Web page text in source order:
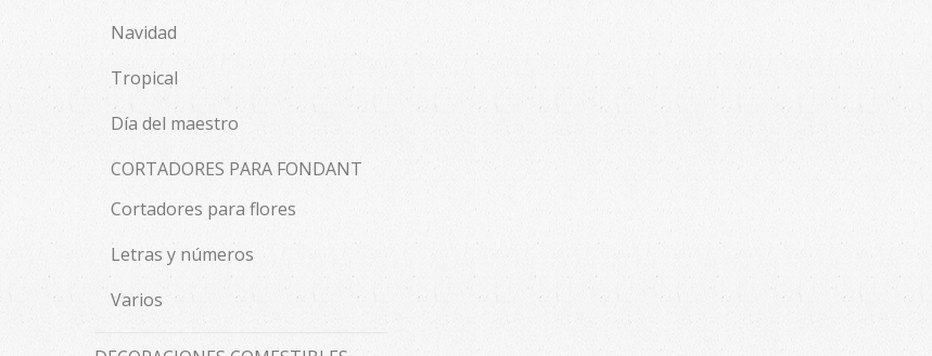
Navidad
Tropical
Día del maestro
CORTADORES PARA FONDANT
Cortadores para flores
Letras y números
Varios